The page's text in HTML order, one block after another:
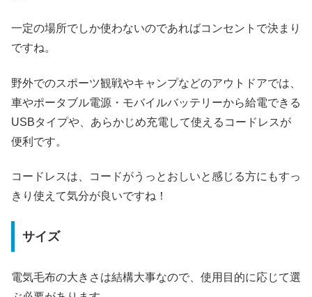
一定の場所でしか使わないのであればコンセントで決まり
ですね。
野外でのスポーツ観戦やキャンプなどのアウトドアでは、
車やポータブル電源・モバイルバッテリーから給電できる
USBタイプや、あらかじめ充電して使えるコードレスが
便利です。
コードレスは、コードがうっとおしいと感じる方にもすっ
きり使えて気分が良いですね！
サイズ
電気毛布の大きさは結構大事なので、使用目的に応じて選